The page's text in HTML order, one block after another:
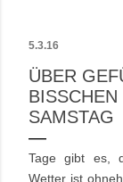
5.3.16
ÜBER
SAMSTAG
Tage gibt es,
Wetter ist